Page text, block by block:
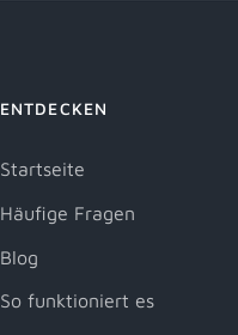
ENTDECKEN
Startseite
Häufige Fragen
Blog
So funktioniert es